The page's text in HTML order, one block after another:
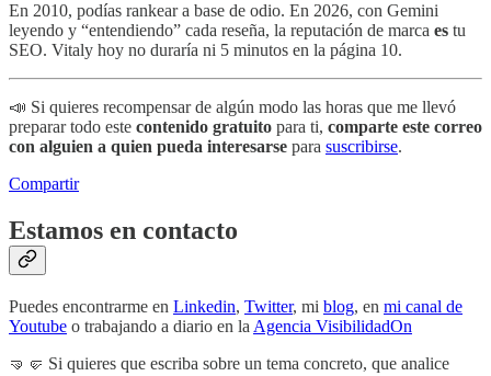
En 2010, podías rankear a base de odio. En 2026, con Gemini
leyendo y “entendiendo” cada reseña, la reputación de marca es tu
SEO. Vitaly hoy no duraría ni 5 minutos en la página 10.
📣 Si quieres recompensar de algún modo las horas que me llevó
preparar todo este contenido gratuito para ti, comparte este correo
con alguien a quien pueda interesarse para suscribirse.
Compartir
Estamos en contacto
Puedes encontrarme en Linkedin, Twitter, mi blog, en mi canal de
Youtube o trabajando a diario en la Agencia VisibilidadOn
🤜🤛 Si quieres que escriba sobre un tema concreto, que analice